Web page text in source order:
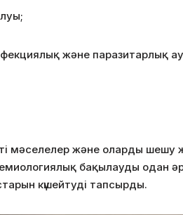
және паразитарлық
мәселелер және оларды шешу
бақылауды одан
күшейтуді тапсырды.